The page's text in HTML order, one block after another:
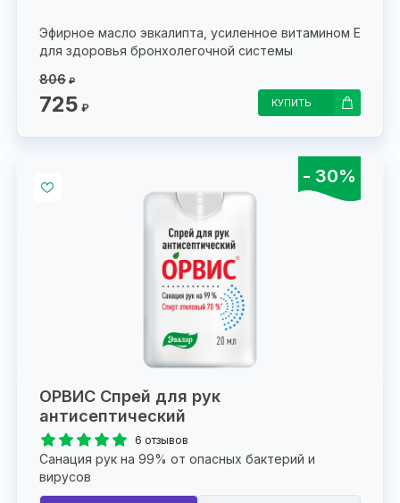
Эфирное масло эвкалипта, усиленное витамином Е
для здоровья бронхолегочной системы
806 ₽
725 ₽ КУПИТЬ
- 30%
ОРВИС Спрей для рук
антисептический
6 отзывов
Санация рук на 99% от опасных бактерий и
вирусов